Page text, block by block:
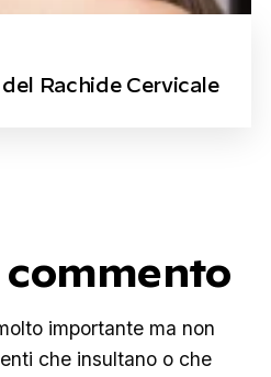
Rachide Cervicale
commento
importante ma non
che insultano o che